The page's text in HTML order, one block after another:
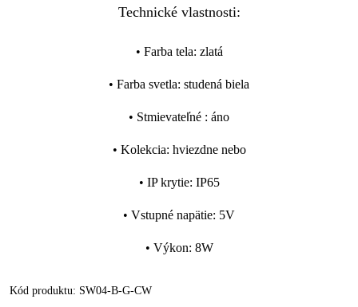
Technické vlastnosti:
• Farba tela: zlatá
• Farba svetla: studená biela
• Stmievateľné : áno
• Kolekcia: hviezdne nebo
• IP krytie: IP65
• Vstupné napätie: 5V
• Výkon: 8W
Kód produktu: SW04-B-G-CW